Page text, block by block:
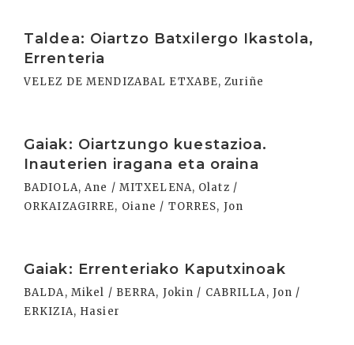
Taldea: Oiartzo Batxilergo Ikastola,
Errenteria
VELEZ DE MENDIZABAL ETXABE, Zuriñe
Gaiak: Oiartzungo kuestazioa.
Inauterien iragana eta oraina
BADIOLA, Ane / MITXELENA, Olatz /
ORKAIZAGIRRE, Oiane / TORRES, Jon
Gaiak: Errenteriako Kaputxinoak
BALDA, Mikel / BERRA, Jokin / CABRILLA, Jon /
ERKIZIA, Hasier